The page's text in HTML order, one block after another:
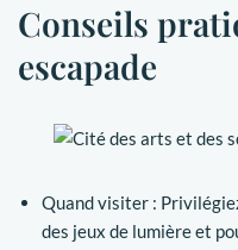
Conseils
escapade
Quand visiter :
des jeux de lumière et